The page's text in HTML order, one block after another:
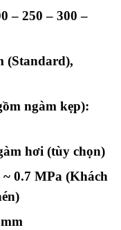
– 250 – 300 –
(Standard),
ngàm kẹp):
hơi (tùy chọn)
0.7 MPa (Khách